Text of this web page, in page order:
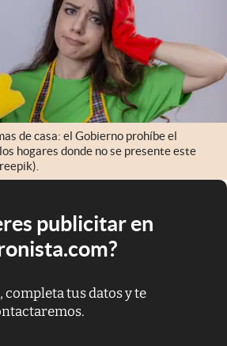
de casa: el Gobierno prohíbe el
hogares donde no se presente este
publicitar en
completa tus datos y te